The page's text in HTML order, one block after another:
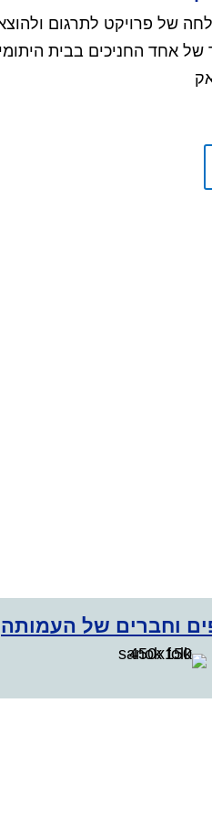
של פרויקט לתרגום
של אחד החניכים בבית
וחברים של העמותה